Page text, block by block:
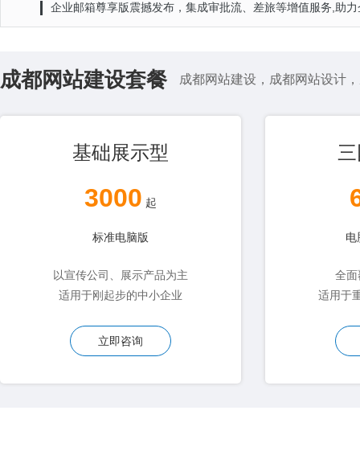
企业邮箱尊享版震撼发布，集成审批流、差旅等增值服务,助
成都网站建设套餐 成都网站建设，成都网站设计
基础展示型
3000 起
标准电脑版
以宣传公司、展示产品为主
适用于刚起步的中小企业
立即咨询
电
全面
适用于